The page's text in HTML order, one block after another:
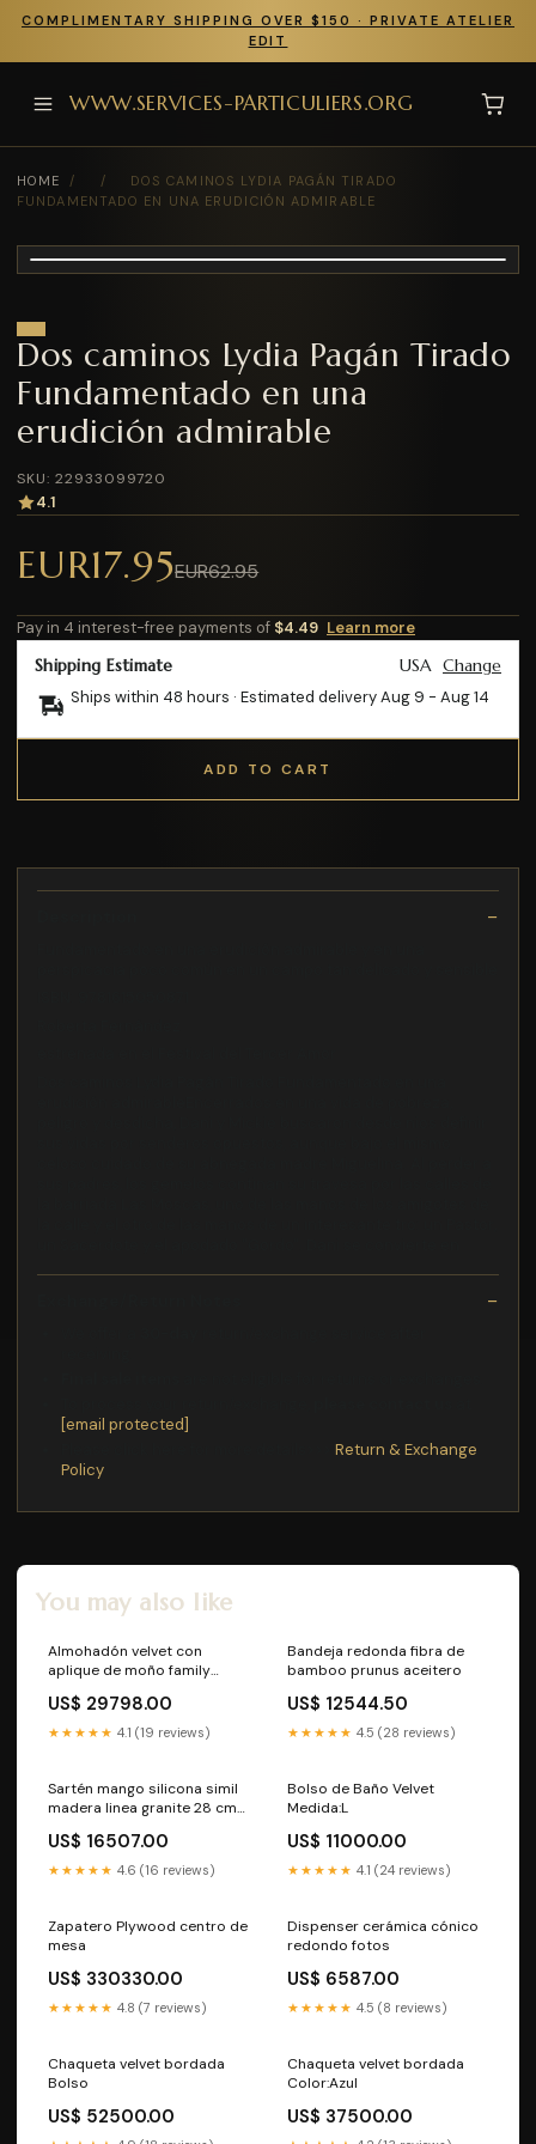
COMPLIMENTARY SHIPPING OVER $150 · PRIVATE ATELIER
EDIT
WWW.SERVICES-PARTICULIERS.ORG
HOME / /
DOS CAMINOS LYDIA PAGÁN TIRADO
FUNDAMENTADO EN UNA ERUDICIÓN ADMIRABLE
Dos caminos Lydia Pagán Tirado
Fundamentado en una
erudición admirable
SKU: 22933099720
4.1
EUR17.95EUR62.95
Pay in 4 interest-free payments of $4.49 Learn more
Shipping Estimate USA Change
Ships within 48 hours · Estimated deliveryAug 9 - Aug 14
ADD TO CART
[email protected]
Return & Exchange
Policy
You may also like
Almohadón velvet con
aplique de moño family
US$ 29798.00
★★★★★ 4.1 (19 reviews)
Bandeja redonda fibra de
bamboo prunus aceitero
US$ 12544.50
★★★★★ 4.5 (28 reviews)
Sartén mango silicona simil
madera linea granite 28 cm
US$ 16507.00
★★★★★ 4.6 (16 reviews)
Bolso de Baño Velvet
Medida:L
US$ 11000.00
★★★★★ 4.1 (24 reviews)
Zapatero Plywood centro de
mesa
US$ 330330.00
★★★★★ 4.8 (7 reviews)
Dispenser cerámica cónico
redondo fotos
US$ 6587.00
★★★★★ 4.5 (8 reviews)
Chaqueta velvet bordada
Bolso
US$ 52500.00
Chaqueta velvet bordada
Color:Azul
US$ 37500.00